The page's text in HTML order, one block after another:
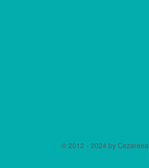
© 2012 - 2024 by Cezareea